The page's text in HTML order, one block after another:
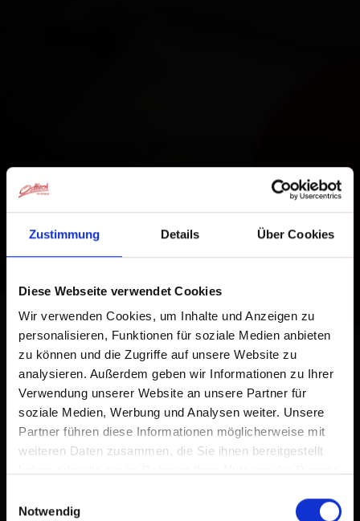
Zustimmung Details Über Cookies
Diese Webseite verwendet Cookies
Wir verwenden Cookies, um Inhalte und Anzeigen zu
personalisieren, Funktionen für soziale Medien anbieten
zu können und die Zugriffe auf unsere Website zu
analysieren. Außerdem geben wir Informationen zu Ihrer
Verwendung unserer Website an unsere Partner für
soziale Medien, Werbung und Analysen weiter. Unsere
Partner führen diese Informationen möglicherweise mit
weiteren Daten zusammen, die Sie ihnen bereitgestellt
Notwendig